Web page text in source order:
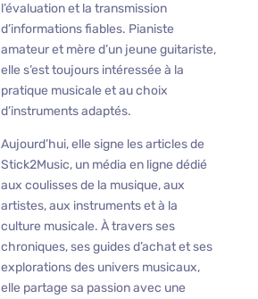
l’évaluation et la transmission
d’informations fiables. Pianiste
amateur et mère d’un jeune guitariste,
elle s’est toujours intéressée à la
pratique musicale et au choix
d’instruments adaptés.
Aujourd’hui, elle signe les articles de
Stick2Music, un média en ligne dédié
aux coulisses de la musique, aux
artistes, aux instruments et à la
culture musicale. À travers ses
chroniques, ses guides d’achat et ses
explorations des univers musicaux,
elle partage sa passion avec une